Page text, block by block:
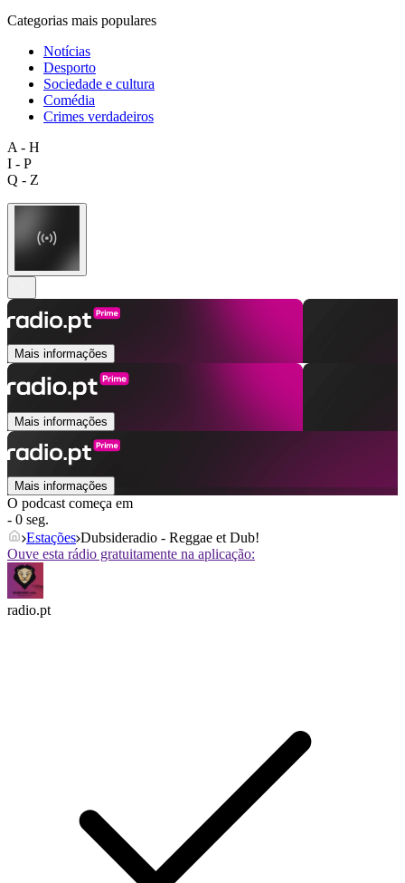
Categorias mais populares
Notícias
Desporto
Sociedade e cultura
Comédia
Crimes verdadeiros
A - H
I - P
Q - Z
Mais informações
Mais informações
Mais informações
O podcast começa em
- 0 seg.
Estações Dubsideradio - Reggae et Dub!
Ouve esta rádio gratuitamente na aplicação:
radio.pt